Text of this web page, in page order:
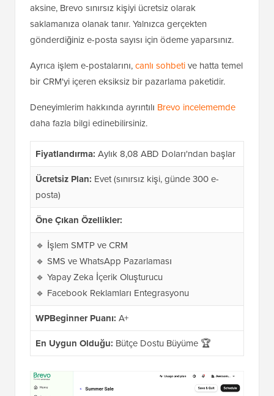
aksine, Brevo sınırsız kişiyi ücretsiz olarak
saklamanıza olanak tanır. Yalnızca gerçekten
gönderdiğiniz e-posta sayısı için ödeme yaparsınız.
Ayrıca işlem e-postalarını,canlı sohbetive hatta temel
bir CRM'yi içeren eksiksiz bir pazarlama paketidir.
Deneyimlerim hakkında ayrıntılı Brevo incelememde
daha fazla bilgi edinebilirsiniz.
Fiyatlandırma: Aylık 8,08 ABD Doları'ndan başlar
Ücretsiz Plan: Evet (sınırsız kişi, günde 300 e-
posta)
Öne Çıkan Özellikler:
🔹 İşlem SMTP ve CRM
🔹 SMS ve WhatsApp Pazarlaması
🔹 Yapay Zeka İçerik Oluşturucu
🔹 Facebook Reklamları Entegrasyonu
WPBeginner Puanı: A+
En Uygun Olduğu: Bütçe Dostu Büyüme 🏆